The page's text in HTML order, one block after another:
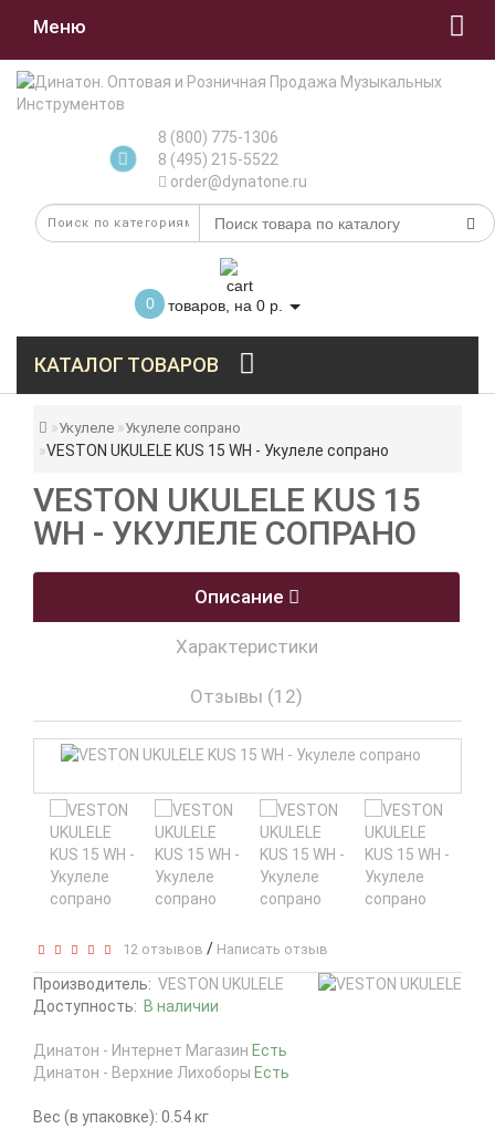
Меню
8 (800) 775-1306
8 (495) 215-5522
order@dynatone.ru
0 товаров, на 0 р.
КАТАЛОГ ТОВАРОВ
Укулеле Укулеле сопрано
VESTON UKULELE KUS 15 WH - Укулеле сопрано
VESTON UKULELE KUS 15
WH - УКУЛЕЛЕ СОПРАНО
Описание
Характеристики
Отзывы (12)
12 отзывов / Написать отзыв
Производитель: VESTON UKULELE
Доступность: В наличии
Динатон - Интернет Магазин Есть
Динатон - Верхние Лихоборы Есть
Вес (в упаковке): 0.54 кг